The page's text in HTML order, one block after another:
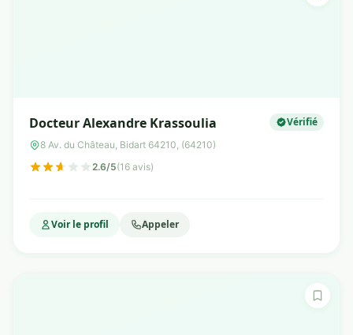
Docteur Alexandre Krassoulia Vérifié
8 Av. du Château, Bidart 64210, (64210)
2.6/5(16 avis)
Voir le profil Appeler